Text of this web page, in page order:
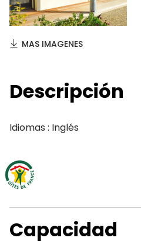
MAS IMAGENES
Descripción
Idiomas : Inglés
Capacidad